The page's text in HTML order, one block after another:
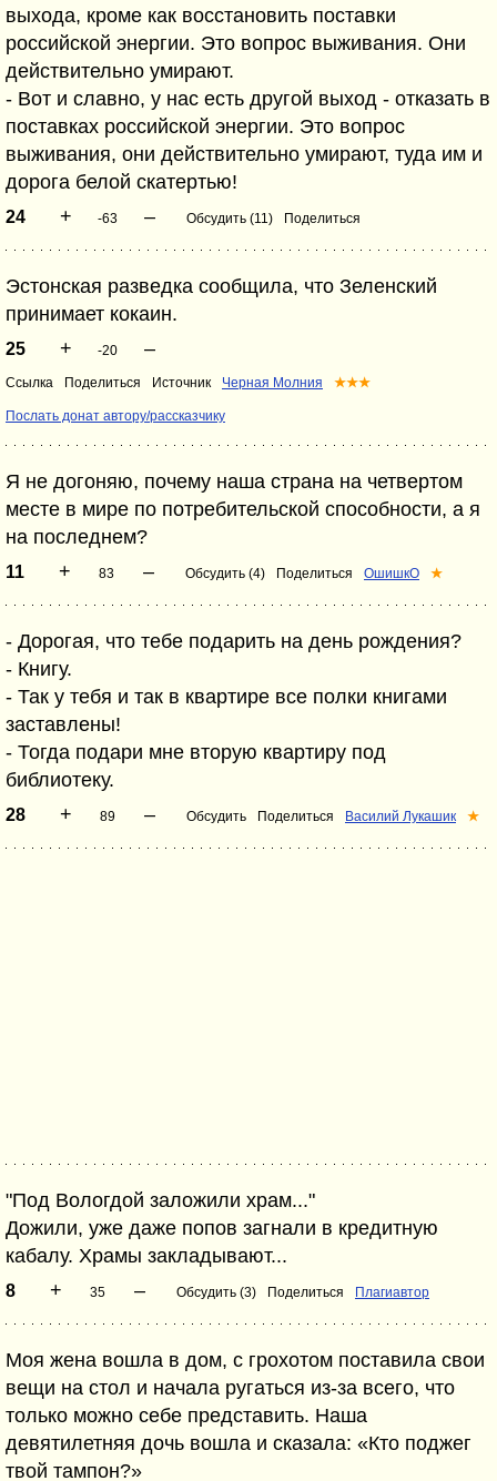
выхода, кроме как восстановить поставки
российской энергии. Это вопрос выживания. Они
действительно умирают.
- Вот и славно, у нас есть другой выход - отказать в
поставках российской энергии. Это вопрос
выживания, они действительно умирают, туда им и
дорога белой скатертью!
24 + -63 – Обсудить (11) Поделиться
Эстонская разведка сообщила, что Зеленский
принимает кокаин.
25 + -20 –
Ссылка Поделиться Источник Черная Молния ★★★
Послать донат автору/рассказчику
Я не догоняю, почему наша страна на четвертом
месте в мире по потребительской способности, а я
на последнем?
11 + 83 – Обсудить (4) Поделиться ОшишкО ★
- Дорогая, что тебе подарить на день рождения?
- Книгу.
- Так у тебя и так в квартире все полки книгами
заставлены!
- Тогда подари мне вторую квартиру под
библиотеку.
28 + 89 – Обсудить Поделиться Василий Лукашик ★
"Под Вологдой заложили храм..."
Дожили, уже даже попов загнали в кредитную
кабалу. Храмы закладывают...
8 + 35 – Обсудить (3) Поделиться Плагиавтор
Моя жена вошла в дом, с грохотом поставила свои
вещи на стол и начала ругаться из-за всего, что
только можно себе представить. Наша
девятилетняя дочь вошла и сказала: «Кто поджег
твой тампон?»